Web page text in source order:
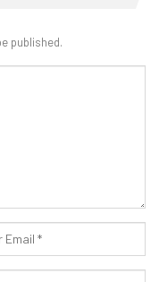
published.